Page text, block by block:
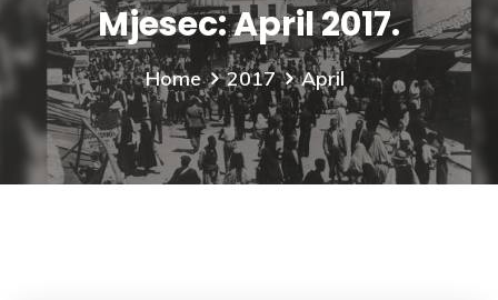
Mjesec:April 2017.
Home 2017 April